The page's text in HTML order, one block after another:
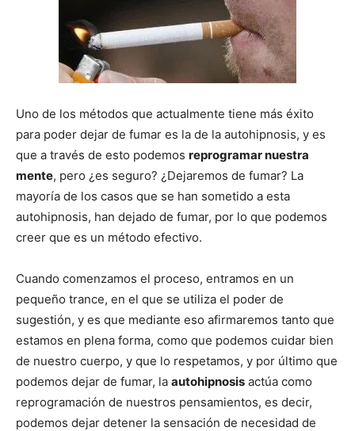
Uno de los métodos que actualmente tiene más éxito
para poder dejar de fumar es la de la autohipnosis, y es
que a través de esto podemos reprogramar nuestra
mente, pero ¿es seguro? ¿Dejaremos de fumar? La
mayorí­a de los casos que se han sometido a esta
autohipnosis, han dejado de fumar, por lo que podemos
creer que es un método efectivo.
Cuando comenzamos el proceso, entramos en un
pequeño trance, en el que se utiliza el poder de
sugestión, y es que mediante eso afirmaremos tanto que
estamos en plena forma, como que podemos cuidar bien
de nuestro cuerpo, y que lo respetamos, y por último que
podemos dejar de fumar, la autohipnosis actúa como
reprogramación de nuestros pensamientos, es decir,
podemos dejar detener la sensación de necesidad de